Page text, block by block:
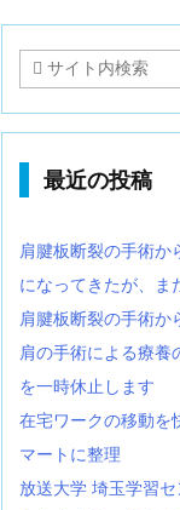
最近の投稿
肩腱板断裂の手術か
になってきたが、ま
肩腱板断裂の手術か
肩の手術による療
を一時休止します
在宅ワークの移動を
マートに整理
放送大学 埼玉学習